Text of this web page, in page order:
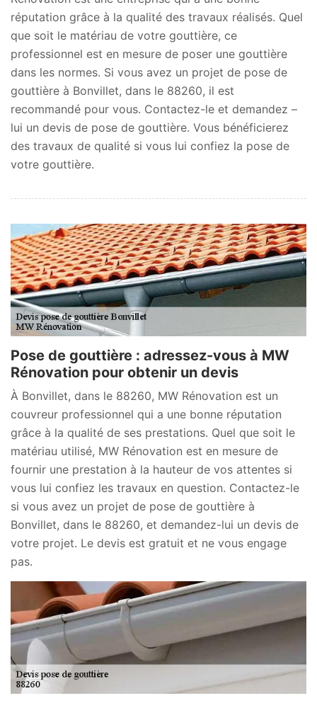
réputation grâce à la qualité des travaux réalisés. Quel
que soit le matériau de votre gouttière, ce
professionnel est en mesure de poser une gouttière
dans les normes. Si vous avez un projet de pose de
gouttière à Bonvillet, dans le 88260, il est
recommandé pour vous. Contactez-le et demandez –
lui un devis de pose de gouttière. Vous bénéficierez
des travaux de qualité si vous lui confiez la pose de
votre gouttière.
Pose de gouttière : adressez-vous à MW
Rénovation pour obtenir un devis
À Bonvillet, dans le 88260, MW Rénovation est un
couvreur professionnel qui a une bonne réputation
grâce à la qualité de ses prestations. Quel que soit le
matériau utilisé, MW Rénovation est en mesure de
fournir une prestation à la hauteur de vos attentes si
vous lui confiez les travaux en question. Contactez-le
si vous avez un projet de pose de gouttière à
Bonvillet, dans le 88260, et demandez-lui un devis de
votre projet. Le devis est gratuit et ne vous engage
pas.